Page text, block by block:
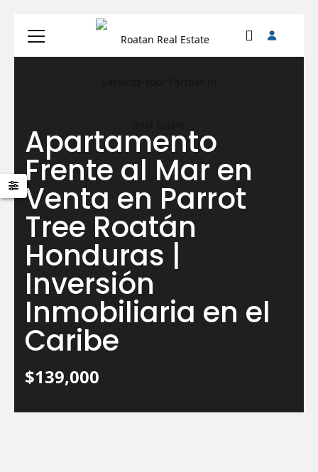
Apartamento
Frente al Mar en
Venta en Parrot
Tree Roatán
Honduras |
Inversión
Inmobiliaria en el
Caribe
$139,000